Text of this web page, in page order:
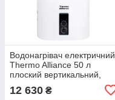
Водонагрівач електричний
Thermo Alliance 50 л
плоский вертикальний,
сухий ТЕН 2 кВт (0,8+1,2)
DT50V20G(PD)-D/2
12 630 ₴